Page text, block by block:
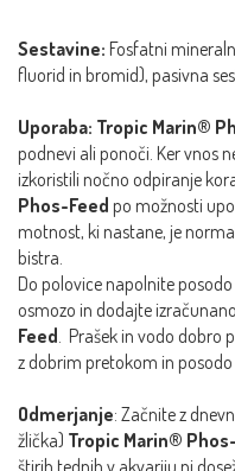
Sestavine: Fosfatni
fluorid in bromid), pasivna
Uporaba: Tropic Marin®
podnevi ali ponoči. Ker vnos
izkoristili nočno odpiranje
Phos-Feed po možnosti
motnost, ki nastane, je
bistra.
Do polovice napolnite
osmozo in dodajte
Feed. Prašek in vodo dobro
z dobrim pretokom in
Odmerjanje: Začnite z
žlička) Tropic Marin®